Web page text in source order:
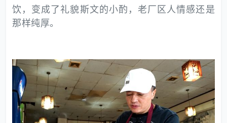
饮，变成了礼貌斯文的小酌，老厂区人情感还是
那样纯厚。